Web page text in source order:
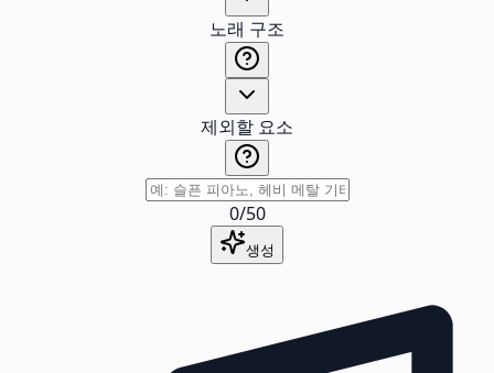
노래 구조
제외할 요소
0/50
생성